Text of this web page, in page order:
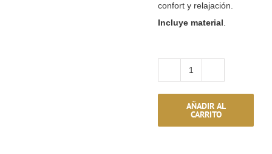
RESERVAR PACKS
RESERVAR CRIOTERAPIA
confort y relajación.
Incluye material
cantidad
AÑADIR AL
CARRITO